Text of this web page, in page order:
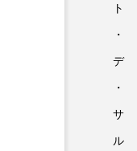
ト
・
デ
・
サ
ル